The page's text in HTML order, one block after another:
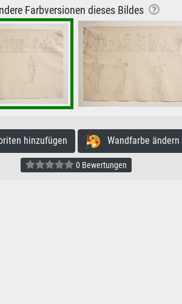
Farbversionen dieses Bildes
hinzufügen Wandfarbe ändern
0 Bewertungen